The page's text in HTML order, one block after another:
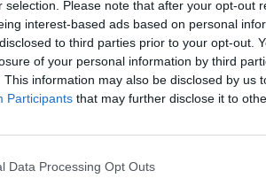
selection. Please note that after your opt-out
interest-based ads based on personal
to third parties prior to your opt-out.
of your personal information by third
This information may also be disclosed by us
Participants that may further disclose it to
Data Processing Opt Outs
été simple. Les deux femmes ont
Laeticia. Cependant, après le décès
les réunissant dans
unit.
l’équipe médicale qui